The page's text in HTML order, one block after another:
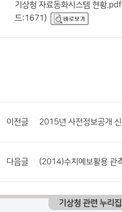
기상청 자료동화시스템 현황
드:1671)
이전글
다음글 (2014)수치예보활용 관
기상청 관련 누리집